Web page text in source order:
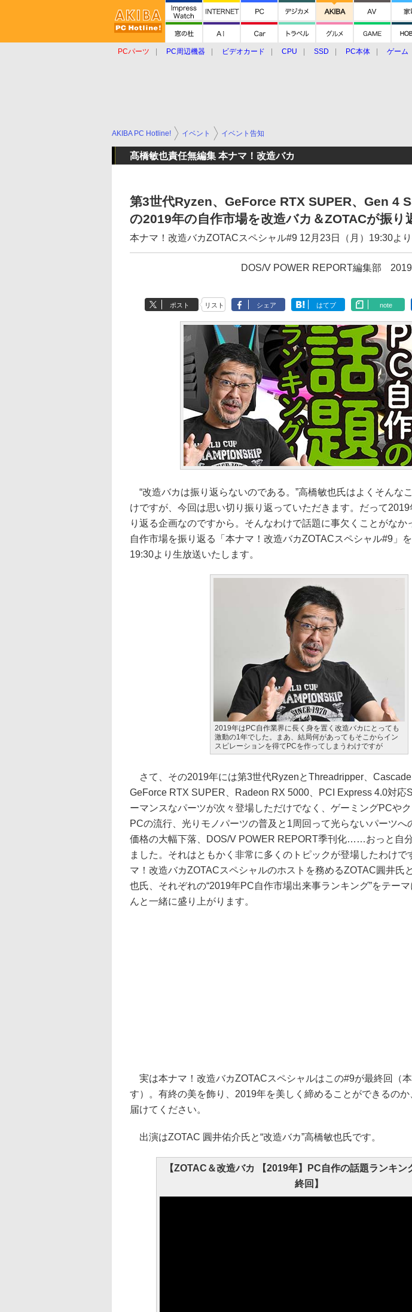
PCパーツ PC周辺機器 ビデオカード CPU SSD PC本体 ゲーム
AKIBA PC Hotline! イベント イベント告知
髙橋敏也責任無編集 本ナマ！改造バカ
第3世代Ryzen、GeForce RTX SUPER、Gen 4
の2019年の自作市場を改造バカ＆ZOTACが振り
本ナマ！改造バカZOTACスペシャル#9 12月23日（月）19:30よ
DOS/V POWER REPORT編集部
ポスト リスト シェア はてブ note
“改造バカは振り返らないのである。”高橋敏也氏はよくそんな
けですが、今回は思い切り振り返っていただきます。だって
り返る企画なのですから。そんなわけで話題に事欠くことがなか
自作市場を振り返る「本ナマ！改造バカZOTACスペシャル#9」を
19:30より生放送いたします。
2019年はPC自作業界に長く身を置く改造バカにとっても
激動の1年でした。まあ、結局何があってもそこからイン
スピレーションを得てPCを作ってしまうわけですが
さて、その2019年には第3世代RyzenとThreadripper、Cascade
GeForce RTX SUPER、Radeon RX 5000、PCI Express 4.0対応
ーマンスなパーツが次々登場しただけでなく、ゲーミングPCや
PCの流行、光りモノパーツの普及と1周回って光らないパーツへ
価格の大幅下落、DOS/V POWER REPORT季刊化……おっと自
ました。それはともかく非常に多くのトピックが登場したわけで
マ！改造バカZOTACスペシャルのホストを務めるZOTAC圓井氏
也氏、それぞれの“2019年PC自作市場出来事ランキング”をテー
んと一緒に盛り上がります。
実は本ナマ！改造バカZOTACスペシャルはこの#9が最終回（
す）。有終の美を飾り、2019年を美しく締めることができるの
届けてください。
出演はZOTAC 圓井佑介氏と“改造バカ”高橋敏也氏です。
【ZOTAC＆改造バカ 【2019年】PC自作の話題ランキン
終回】